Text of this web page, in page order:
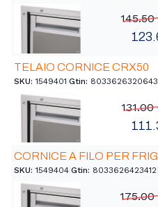
145.50
TELAIO CORNICE CRX50
SKU: 1549401 Gtin: 8033626320643
131.00
CORNICE A FILO PER
SKU: 1549404 Gtin: 8033626423412
175.00